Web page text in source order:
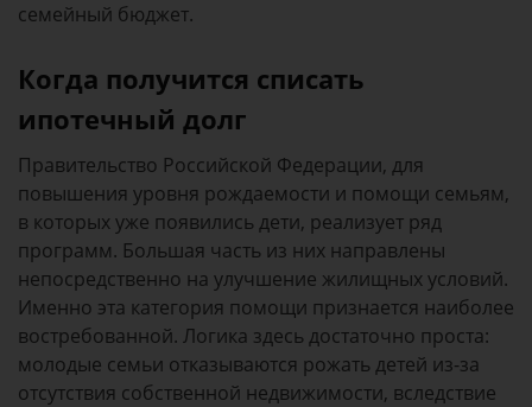
семейный бюджет.
Когда получится списать
ипотечный долг
Правительство Российской Федерации, для
повышения уровня рождаемости и помощи семьям,
в которых уже появились дети, реализует ряд
программ. Большая часть из них направлены
непосредственно на улучшение жилищных условий.
Именно эта категория помощи признается наиболее
востребованной. Логика здесь достаточно проста:
молодые семьи отказываются рожать детей из-за
отсутствия собственной недвижимости, вследствие